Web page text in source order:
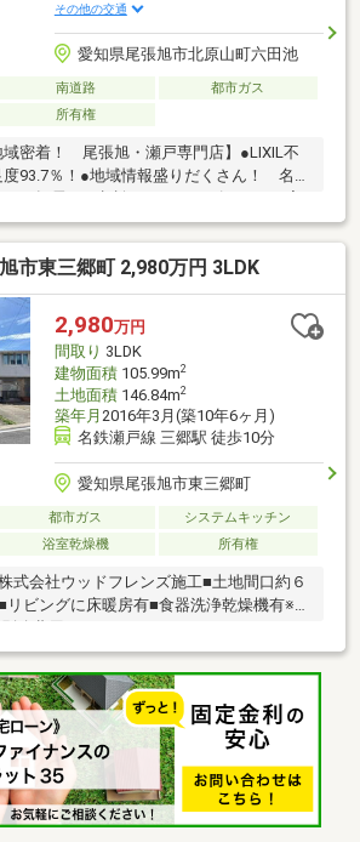
その他の交通
愛知県尾張旭市北原山町六田池
南道路
都市ガス
所有権
域密着！ 尾張旭・瀬戸専門店】●LIXIL不
93.7％！●地域情報盛りだくさん！ 名古
物取引士！●ホームページには常時300件
ン承認実績多数！ 資金計画もお任せく
ノベーション、オプション工事もまとめ
イナスポイントもちゃんとご説明！ ハ
！
市東三郷町 2,980万円 3LDK
2,980万円
間取り 3LDK
建物面積105.99m2
土地面積146.84m2
築年月 2016年3月(築10年6ヶ月)
名鉄瀬戸線 三郷駅 徒歩10分
愛知県尾張旭市東三郷町
都市ガス
システムキッチン
浴室乾燥機 所有権
式会社ウッドフレンズ施工■土地間口約６
ビングに床暖房有■食器洗浄乾燥機有※４